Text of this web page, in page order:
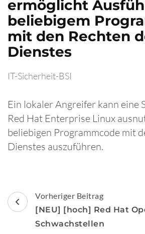
ermöglicht
beliebigem
mit den Rechten
Dienstes
IT-Sicherheit-BSI
Ein lokaler Angreifer kann eine
Red Hat Enterprise Linux
beliebigen Programmcode mit
Dienstes auszuführen.
Beitragsnavigation
Vorheriger Beitrag
[NEU] [hoch] Red Hat
Schwachstellen